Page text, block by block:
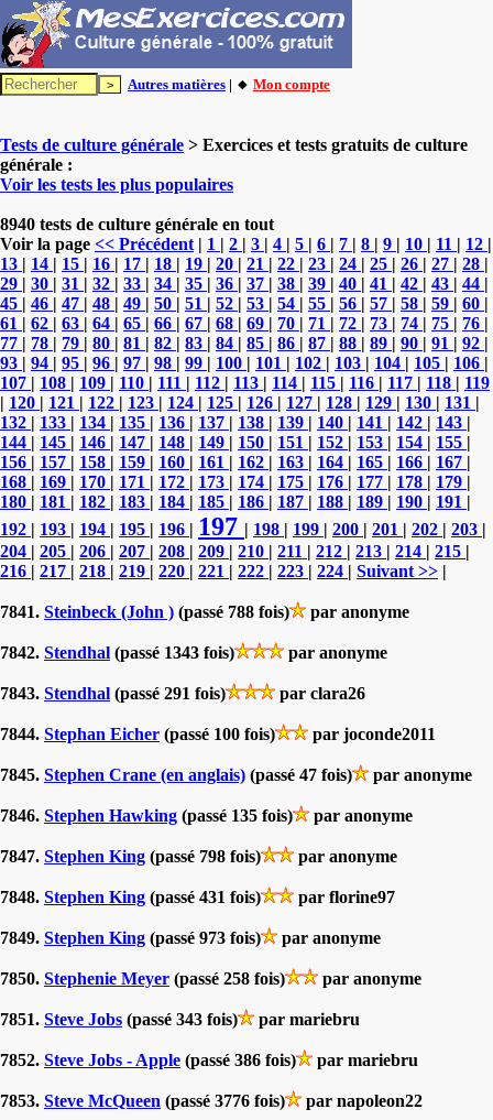
Autres matières | 🔸 Mon compte
Tests de culture générale > Exercices et tests gratuits de culture
générale :
Voir les tests les plus populaires
8940 tests de culture générale en tout
Voir la page << Précédent | 1 | 2 | 3 | 4 | 5 | 6 | 7 | 8 | 9 | 10 | 11 | 12 |
13 | 14 | 15 | 16 | 17 | 18 | 19 | 20 | 21 | 22 | 23 | 24 | 25 | 26 | 27 | 28 |
29 | 30 | 31 | 32 | 33 | 34 | 35 | 36 | 37 | 38 | 39 | 40 | 41 | 42 | 43 | 44 |
45 | 46 | 47 | 48 | 49 | 50 | 51 | 52 | 53 | 54 | 55 | 56 | 57 | 58 | 59 | 60 |
61 | 62 | 63 | 64 | 65 | 66 | 67 | 68 | 69 | 70 | 71 | 72 | 73 | 74 | 75 | 76 |
77 | 78 | 79 | 80 | 81 | 82 | 83 | 84 | 85 | 86 | 87 | 88 | 89 | 90 | 91 | 92 |
93 | 94 | 95 | 96 | 97 | 98 | 99 | 100 | 101 | 102 | 103 | 104 | 105 | 106 |
107 | 108 | 109 | 110 | 111 | 112 | 113 | 114 | 115 | 116 | 117 | 118 | 119
| 120 | 121 | 122 | 123 | 124 | 125 | 126 | 127 | 128 | 129 | 130 | 131 |
132 | 133 | 134 | 135 | 136 | 137 | 138 | 139 | 140 | 141 | 142 | 143 |
144 | 145 | 146 | 147 | 148 | 149 | 150 | 151 | 152 | 153 | 154 | 155 |
156 | 157 | 158 | 159 | 160 | 161 | 162 | 163 | 164 | 165 | 166 | 167 |
168 | 169 | 170 | 171 | 172 | 173 | 174 | 175 | 176 | 177 | 178 | 179 |
180 | 181 | 182 | 183 | 184 | 185 | 186 | 187 | 188 | 189 | 190 | 191 |
192 | 193 | 194 | 195 | 196 | 197 | 198 | 199 | 200 | 201 | 202 | 203 |
204 | 205 | 206 | 207 | 208 | 209 | 210 | 211 | 212 | 213 | 214 | 215 |
216 | 217 | 218 | 219 | 220 | 221 | 222 | 223 | 224 | Suivant >> |
7841. Steinbeck (John ) (passé 788 fois) par anonyme
7842. Stendhal (passé 1343 fois) par anonyme
7843. Stendhal (passé 291 fois) par clara26
7844. Stephan Eicher (passé 100 fois) par joconde2011
7845. Stephen Crane (en anglais) (passé 47 fois) par anonyme
7846. Stephen Hawking (passé 135 fois) par anonyme
7847. Stephen King (passé 798 fois) par anonyme
7848. Stephen King (passé 431 fois) par florine97
7849. Stephen King (passé 973 fois) par anonyme
7850. Stephenie Meyer (passé 258 fois) par anonyme
7851. Steve Jobs (passé 343 fois) par mariebru
7852. Steve Jobs - Apple (passé 386 fois) par mariebru
7853. Steve McQueen (passé 3776 fois) par napoleon22